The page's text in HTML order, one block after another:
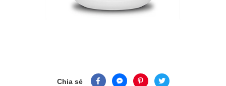
Chia sẻ